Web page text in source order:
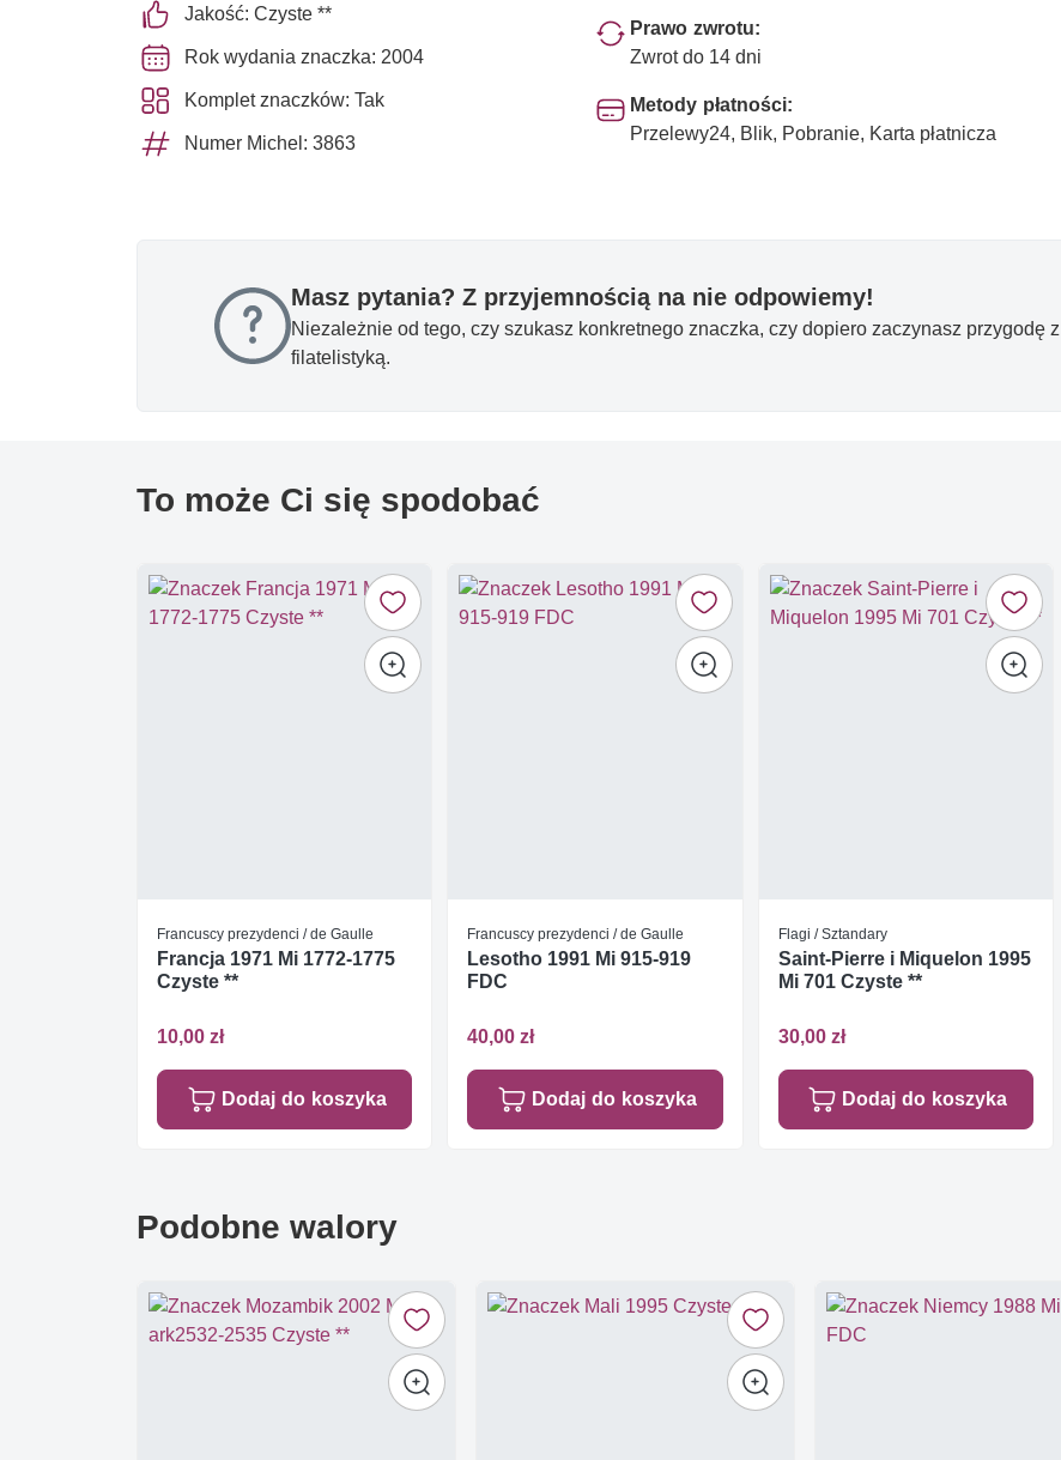
Jakość: Czyste **
Rok wydania znaczka: 2004
Komplet znaczków: Tak
Numer Michel: 3863
Prawo zwrotu:
Zwrot do 14 dni
Metody płatności:
Przelewy24, Blik, Pobranie, Karta płatnicza
Masz pytania? Z przyjemnością na nie odpowiemy!
Niezależnie od tego, czy szukasz konkretnego znaczka, czy dopiero zaczynasz przygodę z
filatelistyką.
To może Ci się spodobać
Francuscy prezydenci / de Gaulle
Francja 1971 Mi 1772-1775
Czyste **
10,00 zł
Dodaj do koszyka
Francuscy prezydenci / de Gaulle
Lesotho 1991 Mi 915-919
FDC
40,00 zł
Dodaj do koszyka
Flagi / Sztandary
Saint-Pierre i Miquelon 1995
Mi 701 Czyste **
30,00 zł
Dodaj do koszyka
Podobne walory